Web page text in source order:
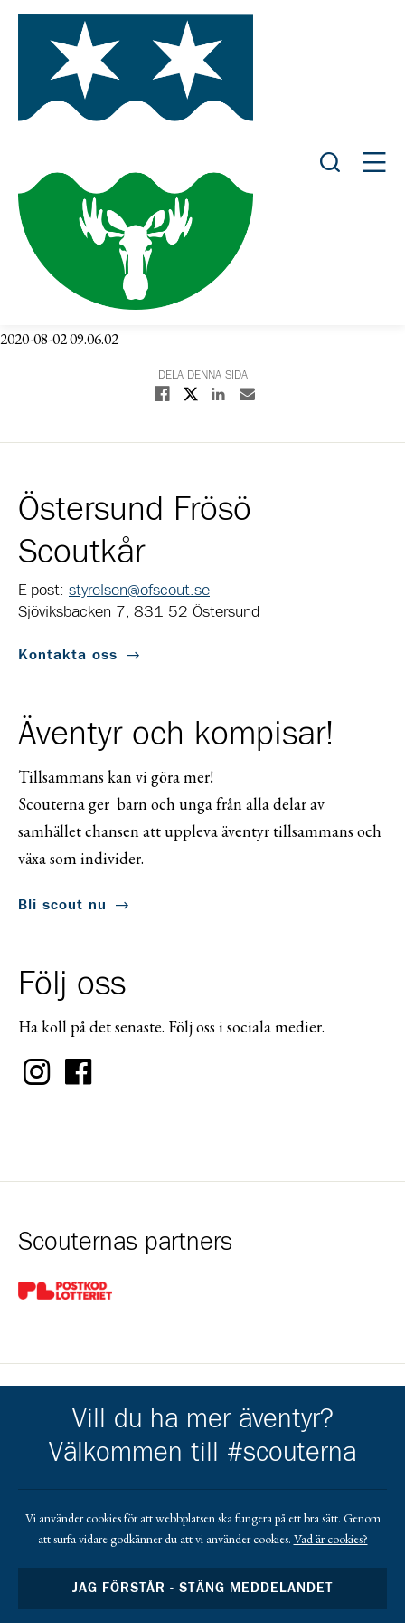
Öppna
2020-08-02 09.06.02
DELA DENNA SIDA
Dela på Facebook
Dela på XDela på Linkedin
Dela med E-post
Östersund Frösö
Scoutkår
E-post: styrelsen@ofscout.se
Sjöviksbacken 7, 831 52 Östersund
Kontakta oss
Äventyr och kompisar!
Tillsammans kan vi göra mer!
Scouterna ger barn och unga från alla delar av
samhället chansen att uppleva äventyr tillsammans och
växa som individer.
Bli scout nu
Följ oss
Ha koll på det senaste. Följ oss i sociala medier.
Scouternas partners
Gå till pl_50
Kårens partners
Gå till https://www.lundstams.se/Gå till https://www.cramo.se/sv
Gå till https://www.elektrotjanst.se/
Vill du ha mer äventyr?
Välkommen till #scouterna
Vi använder cookies för att webbplatsen ska fungera på ett bra sätt. Genom
att surfa vidare godkänner du att vi använder cookies. Vad är cookies?
JAG FÖRSTÅR - STÄNG MEDDELANDET